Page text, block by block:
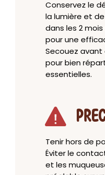
Conservez le
la lumière et
dans les 2
pour une
Secouez
pour bien
essentielles.
Tenir hors de
Éviter le
et les